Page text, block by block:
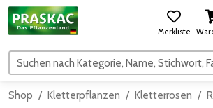
Merkliste
Shop Kletterpflanzen Kletterrosen